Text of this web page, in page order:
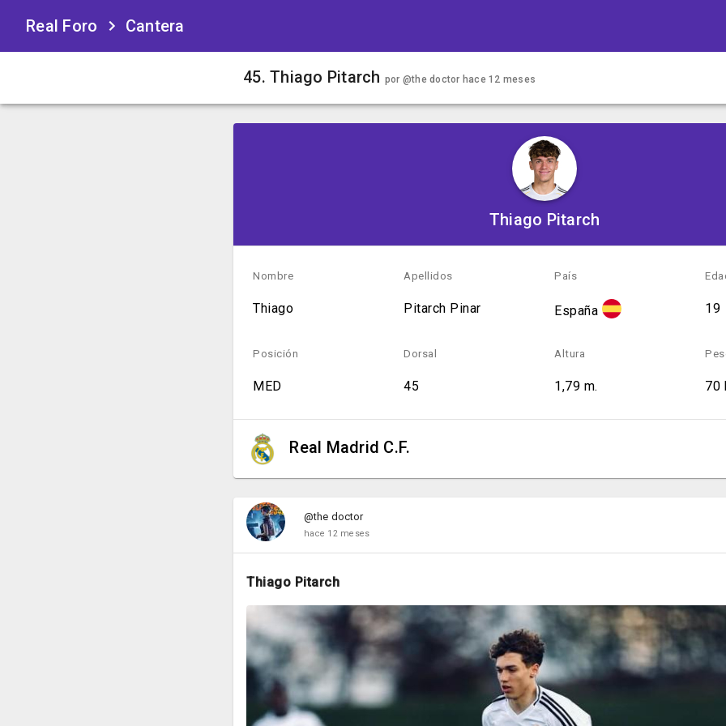
Real Foro Cantera
45. Thiago Pitarch por @the doctor hace 12 meses
Thiago Pitarch
Nombre
Thiago
Apellidos
Pitarch Pinar
País
España 19
Posición
MED
Dorsal
45
Altura
1,79 m. 70
Real Madrid C.F.
@the doctor
hace 12 meses
Thiago Pitarch